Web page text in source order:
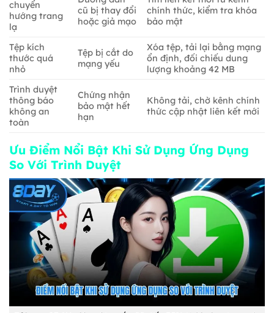
chuyển
hướng trang
lạ
cũ bị thay đổi
hoặc giả mạo
chính thức, kiểm tra khóa
bảo mật
Tệp kích
thước quá
nhỏ
Tệp bị cắt do
mạng yếu
Xóa tệp, tải lại bằng mạng
ổn định, đối chiếu dung
lượng khoảng 42 MB
Trình duyệt
thông báo
không an
toàn
Chứng nhận
bảo mật hết
hạn
Không tải, chờ kênh chính
thức cập nhật liên kết mới
Ưu Điểm Nổi Bật Khi Sử Dụng Ứng Dụng
So Với Trình Duyệt